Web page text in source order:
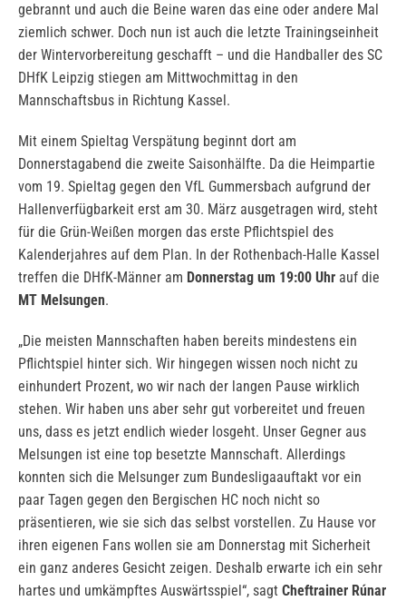
gebrannt und auch die Beine waren das eine oder andere Mal
ziemlich schwer. Doch nun ist auch die letzte Trainingseinheit
der Wintervorbereitung geschafft – und die Handballer des SC
DHfK Leipzig stiegen am Mittwochmittag in den
Mannschaftsbus in Richtung Kassel.
Mit einem Spieltag Verspätung beginnt dort am
Donnerstagabend die zweite Saisonhälfte. Da die Heimpartie
vom 19. Spieltag gegen den VfL Gummersbach aufgrund der
Hallenverfügbarkeit erst am 30. März ausgetragen wird, steht
für die Grün-Weißen morgen das erste Pflichtspiel des
Kalenderjahres auf dem Plan. In der Rothenbach-Halle Kassel
treffen die DHfK-Männer am Donnerstag um 19:00 Uhr auf die
MT Melsungen.
„Die meisten Mannschaften haben bereits mindestens ein
Pflichtspiel hinter sich. Wir hingegen wissen noch nicht zu
einhundert Prozent, wo wir nach der langen Pause wirklich
stehen. Wir haben uns aber sehr gut vorbereitet und freuen
uns, dass es jetzt endlich wieder losgeht. Unser Gegner aus
Melsungen ist eine top besetzte Mannschaft. Allerdings
konnten sich die Melsunger zum Bundesligaauftakt vor ein
paar Tagen gegen den Bergischen HC noch nicht so
präsentieren, wie sie sich das selbst vorstellen. Zu Hause vor
ihren eigenen Fans wollen sie am Donnerstag mit Sicherheit
ein ganz anderes Gesicht zeigen. Deshalb erwarte ich ein sehr
hartes und umkämpftes Auswärtsspiel“, sagt Cheftrainer Rúnar